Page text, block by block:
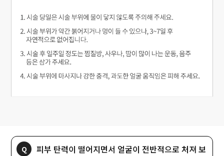
피부 탄력이 떨어지면서 얼굴이 전반적으로 처져 보